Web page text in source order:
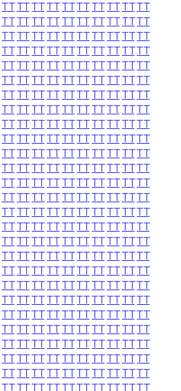
TTTTTTTTTTTTTTTTTTTT
TTTTTTTTTTTTTTTTTTTT
TTTTTTTTTTTTTTTTTTTT
TTTTTTTTTTTTTTTTTTTT
TTTTTTTTTTTTTTTTTTTT
TTTTTTTTTTTTTTTTTTTT
TTTTTTTTTTTTTTTTTTTT
TTTTTTTTTTTTTTTTTTTT
TTTTTTTTTTTTTTTTTTTT
TTTTTTTTTTTTTTTTTTTT
TTTTTTTTTTTTTTTTTTTT
TTTTTTTTTTTTTTTTTTTT
TTTTTTTTTTTTTTTTTTTT
TTTTTTTTTTTTTTTTTTTT
TTTTTTTTTTTTTTTTTTTT
TTTTTTTTTTTTTTTTTTTT
TTTTTTTTTTTTTTTTTTTT
TTTTTTTTTTTTTTTTTTTT
TTTTTTTTTTTTTTTTTTTT
TTTTTTTTTTTTTTTTTTTT
TTTTTTTTTTTTTTTTTTTT
TTTTTTTTTTTTTTTTTTTT
TTTTTTTTTTTTTTTTTTTT
TTTTTTTTTTTTTTTTTTTT
TTTTTTTTTTTTTTTTTTTT
TTTTTTTTTTTTTTTTTTTT
TTTTTTTTTTTTTTTTTTTT